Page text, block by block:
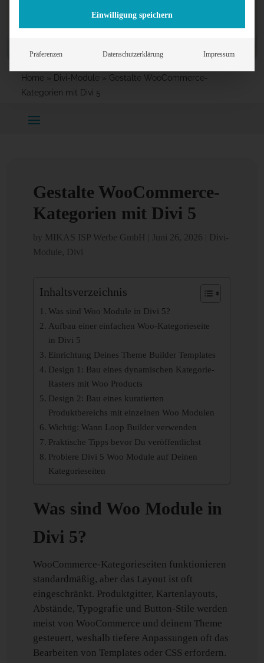
Home » Divi-Module » Gestalte WooCommerce-
Kategorien mit Divi 5
Gestalte WooCommerce-
Kategorien mit Divi 5
by MIKAS ISP Werbe GmbH Juni 26, 2026
Divi-
Module, Divi
Inhaltsverzeichnis
Was sind Woo Module in Divi 5?
Aufbau einer einfachen Woo-Kategorieseite
in Divi 5
Einrichtung Deines Theme Builder Templates
Design 1: Bau eines dynamischen Kategorie-
Rasters mit Woo Products
Design 2: Bau eines kuratierten
Produktbereichs mit einzelnen Woo Modulen
Wichtig: Wann Loop Builder verwenden
Praktische Tipps bevor Du veröffentlichst
Probiere Divi 5 Woo Module auf Deinen
Kategorieseiten
Was sind Woo Module in
Divi 5?
WooCommerce-Kategorieseiten funktionieren
standardmäßig, aber das Layout ist oft
eingeschränkt. Produktgitter, Kartenlayouts,
Abstände, Typografie und Button-Stile werden
meist von WooCommerce und deinem Theme
gesteuert, weshalb tiefere Anpassungen oft das
Bearbeiten von Templates oder CSS erfordern.
Einwilligung speichern
Präferenzen Datenschutzerklärung Impressum